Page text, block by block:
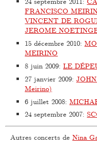
FRANCISCO
VINCENT DE
JEROME
15 décembre 2010:
MEIRINO
8 juin 2009:LE
27 janvier 2009:
Meirino)
6 juillet 2008:
24 septembre 2007:
Autres concerts deNina